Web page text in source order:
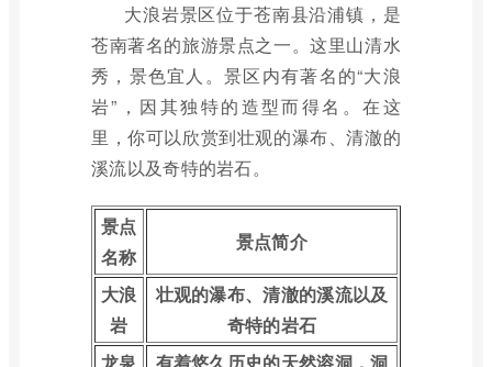
大浪岩景区位于苍南县沿浦镇，是
苍南著名的旅游景点之一。这里山清水
秀，景色宜人。景区内有著名的“大浪
岩”，因其独特的造型而得名。在这
里，你可以欣赏到壮观的瀑布、清澈的
溪流以及奇特的岩石。
景点
名称
景点简介
大浪
岩
壮观的瀑布、清澈的溪流以及
奇特的岩石